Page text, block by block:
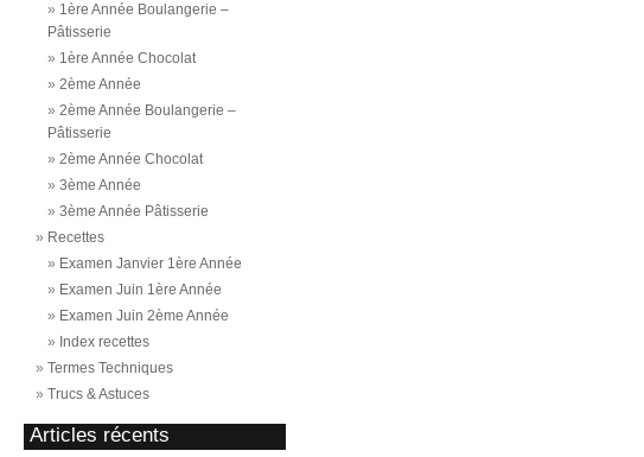
1ère Année Boulangerie –
Pâtisserie
1ère Année Chocolat
2ème Année
2ème Année Boulangerie –
Pâtisserie
2ème Année Chocolat
3ème Année
3ème Année Pâtisserie
Recettes
Examen Janvier 1ère Année
Examen Juin 1ère Année
Examen Juin 2ème Année
Index recettes
Termes Techniques
Trucs & Astuces
Articles récents